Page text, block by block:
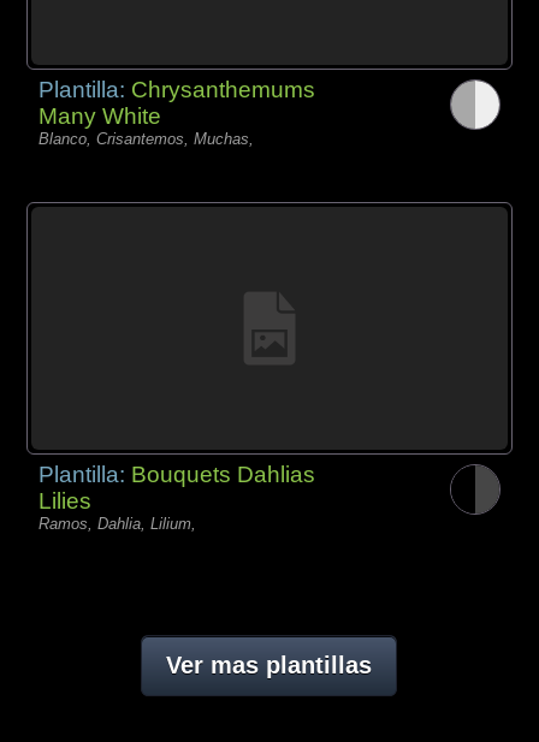
Plantilla: Chrysanthemums
Many White
Blanco, Crisantemos, Muchas,
Plantilla: Bouquets Dahlias
Lilies
Ramos, Dahlia, Lilium,
Ver mas plantillas